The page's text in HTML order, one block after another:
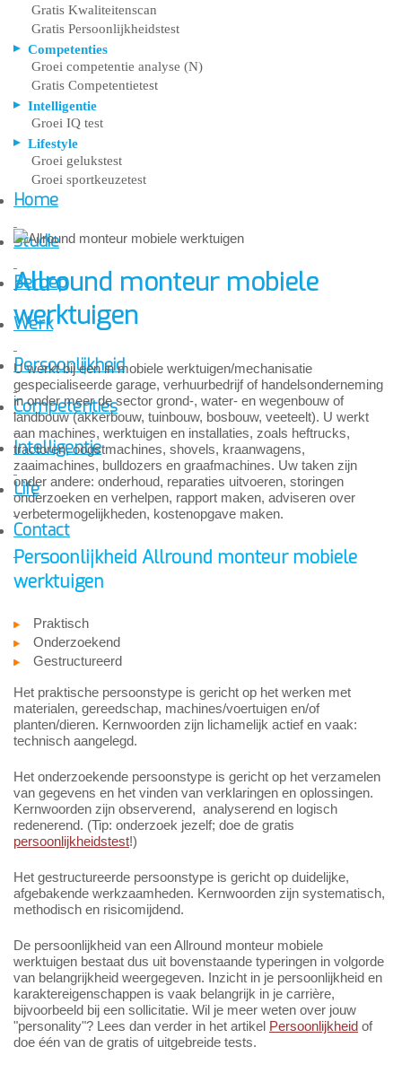
Gratis Kwaliteitenscan
Gratis Persoonlijkheidstest
Competenties
Groei competentie analyse (N)
Gratis Competentietest
Intelligentie
Groei IQ test
Lifestyle
Groei gelukstest
Groei sportkeuzetest
Home
Studie
Beroep
Werk
Persoonlijkheid
Competenties
Intelligentie
Life
Contact
Allround monteur mobiele
werktuigen
U werkt bij een in mobiele werktuigen/mechanisatie
gespecialiseerde garage, verhuurbedrijf of handelsonderneming
in onder meer de sector grond-, water- en wegenbouw of
landbouw (akkerbouw, tuinbouw, bosbouw, veeteelt). U werkt
aan machines, werktuigen en installaties, zoals heftrucks,
tractoren, oogstmachines, shovels, kraanwagens,
zaaimachines, bulldozers en graafmachines. Uw taken zijn
onder andere: onderhoud, reparaties uitvoeren, storingen
onderzoeken en verhelpen, rapport maken, adviseren over
verbetermogelijkheden, kostenopgave maken.
Persoonlijkheid Allround monteur mobiele
werktuigen
Praktisch
Onderzoekend
Gestructureerd
Het praktische persoonstype is gericht op het werken met
materialen, gereedschap, machines/voertuigen en/of
planten/dieren. Kernwoorden zijn lichamelijk actief en vaak:
technisch aangelegd.
Het onderzoekende persoonstype is gericht op het verzamelen
van gegevens en het vinden van verklaringen en oplossingen.
Kernwoorden zijn observerend, analyserend en logisch
redenerend. (Tip: onderzoek jezelf; doe de gratis
persoonlijkheidstest!)
Het gestructureerde persoonstype is gericht op duidelijke,
afgebakende werkzaamheden. Kernwoorden zijn systematisch,
methodisch en risicomijdend.
De persoonlijkheid van een Allround monteur mobiele
werktuigen bestaat dus uit bovenstaande typeringen in volgorde
van belangrijkheid weergegeven. Inzicht in je persoonlijkheid en
karaktereigenschappen is vaak belangrijk in je carrière,
bijvoorbeeld bij een sollicitatie. Wil je meer weten over jouw
"personality"? Lees dan verder in het artikel Persoonlijkheid of
doe één van de gratis of uitgebreide tests.